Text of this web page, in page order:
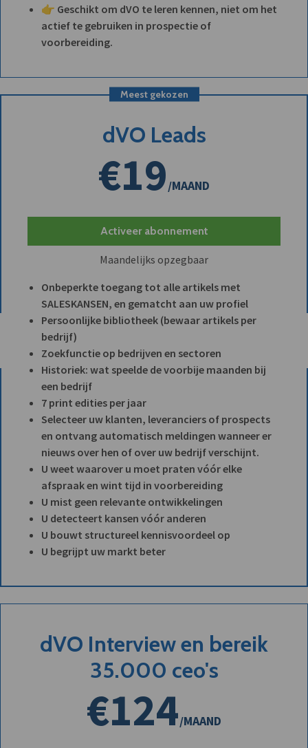
👉 Geschikt om dVO te leren kennen, niet om het
actief te gebruiken in prospectie of
voorbereiding.
Meest gekozen
dVO Leads
€19/MAAND
Activeer abonnement
Maandelijks opzegbaar
Onbeperkte toegang tot alle artikels met
SALESKANSEN, en gematcht aan uw profiel
Persoonlijke bibliotheek (bewaar artikels per
bedrijf)
Zoekfunctie op bedrijven en sectoren
Historiek: wat speelde de voorbije maanden bij
een bedrijf
7 print edities per jaar
Selecteer uw klanten, leveranciers of prospects
en ontvang automatisch meldingen wanneer er
nieuws over hen of over uw bedrijf verschijnt.
U weet waarover u moet praten vóór elke
afspraak en wint tijd in voorbereiding
U mist geen relevante ontwikkelingen
U detecteert kansen vóór anderen
U bouwt structureel kennisvoordeel op
U begrijpt uw markt beter
dVO Interview en bereik
35.000 ceo's
€124/MAAND